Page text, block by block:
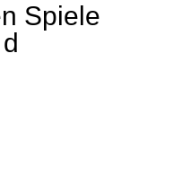
Spiele